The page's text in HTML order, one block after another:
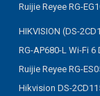
Ruijie Reyee RG-
HIKVISION (DS-
RG-AP680-L Wi-Fi
Ruijie Reyee RG-
Hikvision DS-